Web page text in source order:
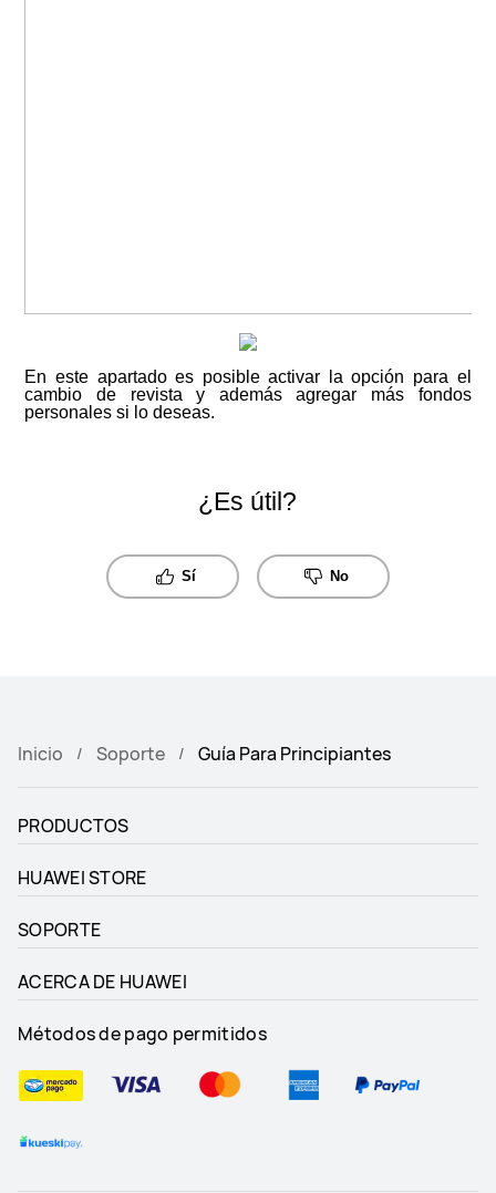
En este apartado es posible activar la opción para el
cambio de revista y además agregar más fondos
personales si lo deseas.
¿Es útil?
Sí No
Inicio Soporte Guía Para Principiantes
PRODUCTOS
HUAWEI STORE
SOPORTE
ACERCA DE HUAWEI
Métodos de pago permitidos